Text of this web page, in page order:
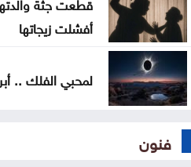
أفشلت زيجاتها
لمحبي الفلك ..
فنون